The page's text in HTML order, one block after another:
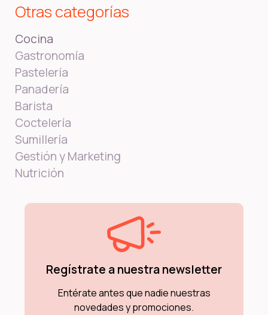
Otras categorías
Cocina
Gastronomía
Pastelería
Panadería
Barista
Coctelería
Sumillería
Gestión y Marketing
Nutrición
Regístrate a nuestra newsletter
Entérate antes que nadie nuestras
novedades y promociones.